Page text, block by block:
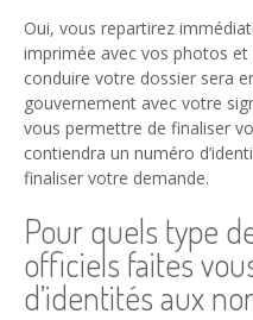
Oui, vous repartirez
imprimée avec vos photos et
conduire votre dossier sera
gouvernement avec votre
vous permettre de finaliser
contiendra un numéro
finaliser votre demande.
Pour quels type
officiels faites
d’identités aux